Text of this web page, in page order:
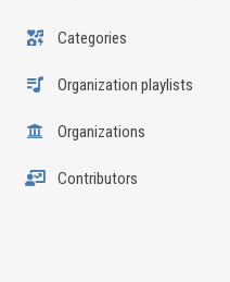
Categories
Organization playlists
Organizations
Contributors